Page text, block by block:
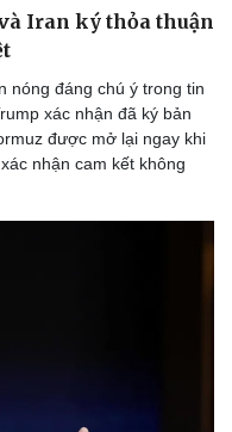
Iran ký thỏa thuận
nóng đáng chú ý trong tin
xác nhận đã ký bản
được mở lại ngay khi
nhận cam kết không